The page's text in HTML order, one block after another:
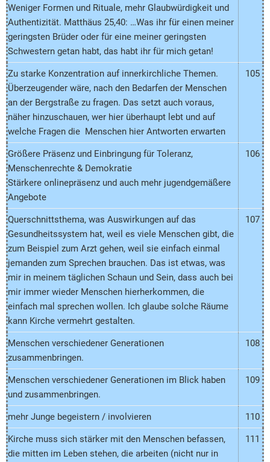
Weniger Formen und Rituale, mehr Glaubwürdigkeit und
Authentizität. Matthäus 25,40: …Was ihr für einen meiner
geringsten Brüder oder für eine meiner geringsten
Schwestern getan habt, das habt ihr für mich getan!
Zu starke Konzentration auf innerkirchliche Themen.
Überzeugender wäre, nach den Bedarfen der Menschen
an der Bergstraße zu fragen. Das setzt auch voraus,
näher hinzuschauen, wer hier überhaupt lebt und auf
welche Fragen die Menschen hier Antworten erwarten
105
Größere Präsenz und Einbringung für Toleranz,
Menschenrechte & Demokratie
Stärkere onlinepräsenz und auch mehr jugendgemäßere
Angebote
106
Querschnittsthema, was Auswirkungen auf das
Gesundheitssystem hat, weil es viele Menschen gibt, die
zum Beispiel zum Arzt gehen, weil sie einfach einmal
jemanden zum Sprechen brauchen. Das ist etwas, was
mir in meinem täglichen Schaun und Sein, dass auch bei
mir immer wieder Menschen hierherkommen, die
einfach mal sprechen wollen. Ich glaube solche Räume
kann Kirche vermehrt gestalten.
107
Menschen verschiedener Generationen
zusammenbringen.
108
Menschen verschiedener Generationen im Blick haben
und zusammenbringen.
109
mehr Junge begeistern / involvieren 110
Kirche muss sich stärker mit den Menschen befassen,
die mitten im Leben stehen, die arbeiten (nicht nur in
111